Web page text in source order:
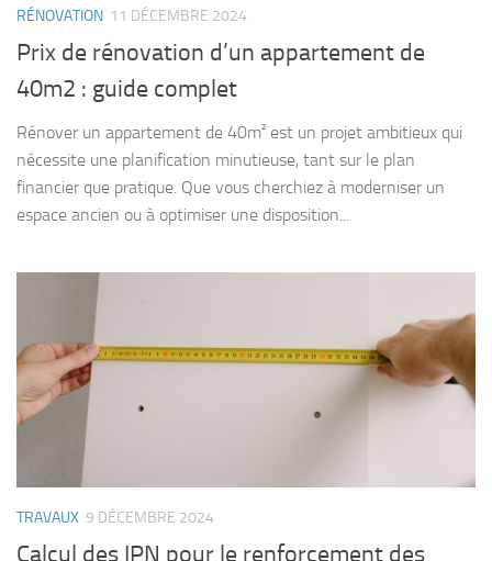
RÉNOVATION 11 DÉCEMBRE 2024
Prix de rénovation d’un appartement de
40m2 : guide complet
Rénover un appartement de 40m² est un projet ambitieux qui
nécessite une planification minutieuse, tant sur le plan
financier que pratique. Que vous cherchiez à moderniser un
espace ancien ou à optimiser une disposition...
TRAVAUX 9 DÉCEMBRE 2024
Calcul des IPN pour le renforcement des